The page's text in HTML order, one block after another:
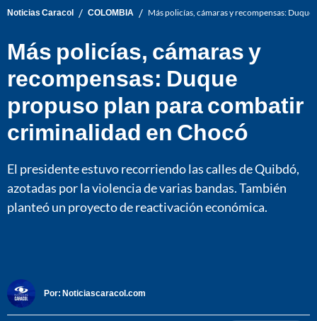
Noticias Caracol / COLOMBIA / Más policías, cámaras y recompensas:
Más policías, cámaras y
recompensas: Duque
propuso plan para combatir
criminalidad en Chocó
El presidente estuvo recorriendo las calles de Quibdó,
azotadas por la violencia de varias bandas. También
planteó un proyecto de reactivación económica.
Por: Noticiascaracol.com